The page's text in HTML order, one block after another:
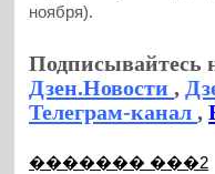
ноября).
Подписывайтесь
Дзен.Новости,
Телеграм-канал,
������� ���2